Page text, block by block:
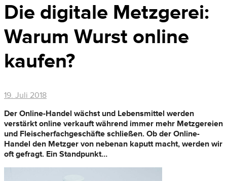
Die digitale Metzgerei:
Warum Wurst online
kaufen?
19. Juli 2018
Der Online-Handel wächst und Lebensmittel werden
verstärkt online verkauft während immer mehr Metzgereien
und Fleischerfachgeschäfte schließen. Ob der Online-
Handel den Metzger von nebenan kaputt macht, werden wir
oft gefragt. Ein Standpunkt…